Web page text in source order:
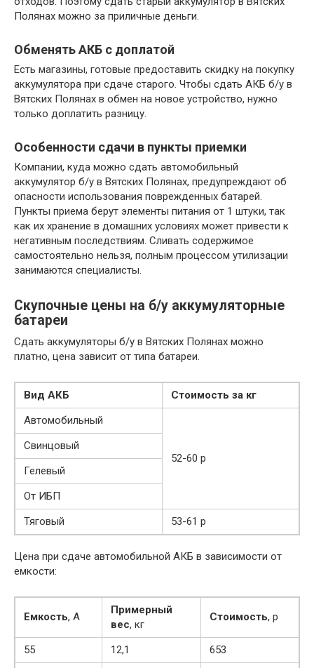
Полянах можно за приличные деньги.
Обменять АКБ с доплатой
Есть магазины, готовые предоставить скидку на покупку
аккумулятора при сдаче старого. Чтобы сдать АКБ б/у в
Вятских Полянах в обмен на новое устройство, нужно
только доплатить разницу.
Особенности сдачи в пункты приемки
Компании, куда можно сдать автомобильный
аккумулятор б/у в Вятских Полянах, предупреждают об
опасности использования поврежденных батарей.
Пункты приема берут элементы питания от 1 штуки, так
как их хранение в домашних условиях может привести к
негативным последствиям. Сливать содержимое
самостоятельно нельзя, полным процессом утилизации
занимаются специалисты.
Скупочные цены на б/у аккумуляторные
батареи
Сдать аккумуляторы б/у в Вятских Полянах можно
платно, цена зависит от типа батареи.
Вид АКБ
Стоимость за кг
Автомобильный
52-60 р
Свинцовый
Гелевый
От ИБП
Тяговый
53-61 р
Цена при сдаче автомобильной АКБ в зависимости от
емкости:
Емкость, А
Примерный
вес, кг
Стоимость, р
55 12,1
653